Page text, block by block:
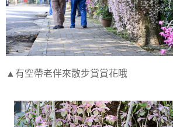
▲有空帶老伴來散步賞賞花哦